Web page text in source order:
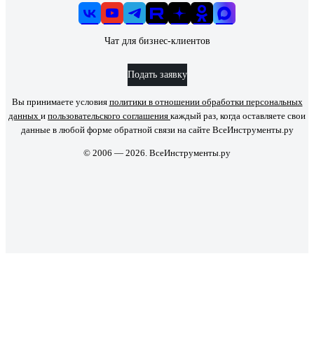
Чат для бизнес-клиентов
Подать заявку
Вы принимаете условия политики в отношении обработки персональных
данных и пользовательского соглашения каждый раз, когда оставляете свои
данные в любой форме обратной связи на сайте ВсеИнструменты.ру
© 2006 — 2026. ВсеИнструменты.ру